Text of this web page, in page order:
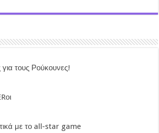
τους Ρούκουνες!
με το all-star game